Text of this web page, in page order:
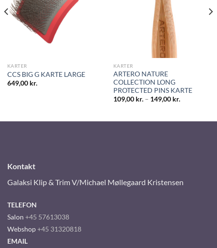
KARTER
CCS BIG G KARTE LARGE
649,00 kr.
KARTER
ARTERO NATURE
COLLECTION LONG
PROTECTED PINS KARTE
109,00 kr.– 149,00 kr.
Kontakt
Galaksi Klip & Trim V/Michael Møllegaard Kristensen
TELEFON
Salon +45 57613038
Webshop+45 31320818
EMAIL